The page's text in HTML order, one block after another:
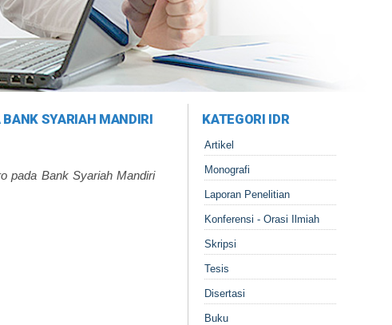
SYARIAH MANDIRI
pada Bank Syariah Mandiri
KATEGORI IDR
Artikel
Monografi
Laporan Penelitian
Konferensi - Orasi Ilmiah
Skripsi
Tesis
Disertasi
Buku